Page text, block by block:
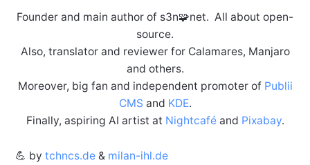
Founder and main author of s3n🧩net. All about open-
source.
Also, translator and reviewer for Calamares, Manjaro
and others.
Moreover, big fan and independent promoter of Publii
CMS and KDE.
Finally, aspiring AI artist at Nightcaféand Pixabay.
💪 by tchncs.de& milan-ihl.de